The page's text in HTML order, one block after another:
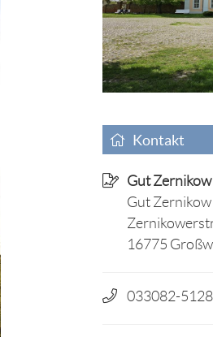
Kontakt
Gut Zernikow
Gut Zernikow
16775
033082-